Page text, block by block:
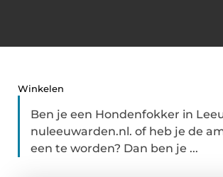
Winkelen
Ben je een Hondenfokker in
nuleeuwarden.nl. of heb je de
een te worden? Dan ben je ...